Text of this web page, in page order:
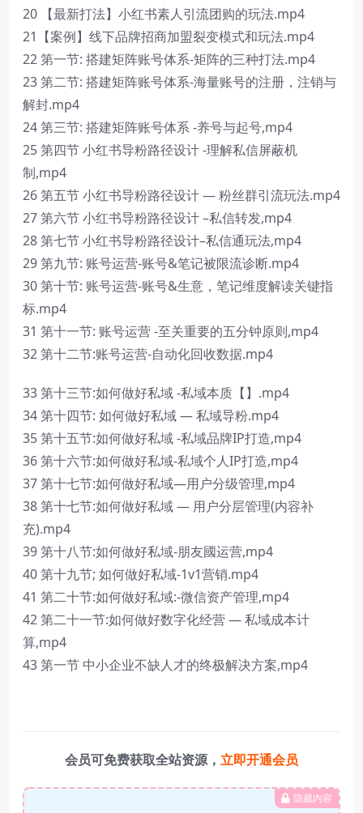
20 【最新打法】小红书素人引流团购的玩法.mp4
21【案例】线下品牌招商加盟裂变模式和玩法.mp4
22 第一节: 搭建矩阵账号体系-矩阵的三种打法.mp4
23 第二节: 搭建矩阵账号体系-海量账号的注册，注销与
解封.mp4
24 第三节: 搭建矩阵账号体系 -养号与起号,mp4
25 第四节 小红书导粉路径设计 -理解私信屏蔽机
制,mp4
26 第五节 小红书导粉路径设计 — 粉丝群引流玩法.mp4
27 第六节 小红书导粉路径设计 –私信转发,mp4
28 第七节 小红书导粉路径设计–私信通玩法,mp4
29 第九节: 账号运营-账号&笔记被限流诊断.mp4
30 第十节: 账号运营-账号&生意，笔记维度解读关键指
标.mp4
31 第十一节: 账号运营 -至关重要的五分钟原则,mp4
32 第十二节:账号运营-自动化回收数据.mp4
33 第十三节:如何做好私域 -私域本质【】.mp4
34 第十四节: 如何做好私域 — 私域导粉.mp4
35 第十五节:如何做好私域 -私域品牌IP打造,mp4
36 第十六节:如何做好私域-私域个人IP打造,mp4
37 第十七节:如何做好私域—用户分级管理,mp4
38 第十七节:如何做好私域 — 用户分层管理(内容补
充).mp4
39 第十八节:如何做好私域-朋友國运营,mp4
40 第十九节; 如何做好私域-1v1营销.mp4
41 第二十节:如何做好私域:-微信资产管理,mp4
42 第二十一节:如何做好数字化经营 — 私域成本计
算,mp4
43 第一节 中小企业不缺人才的终极解决方案,mp4
会员可免费获取全站资源， 立即开通会员
隐藏内容